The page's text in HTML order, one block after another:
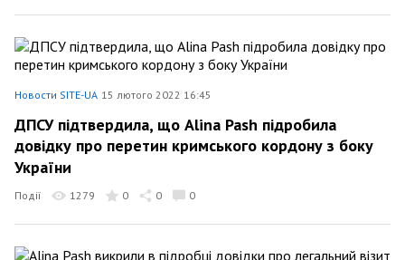
Новости SITE-UA 15 лютого 2022 16:45
ДПСУ підтвердила, що Alina Pash підробила
довідку про перетин кримського кордону з боку
України
Події 1279 0 0 0